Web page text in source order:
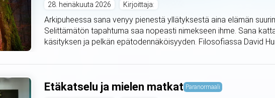
28. heinäkuuta 2026 Kirjoittaja:
Arkipuheessa sana venyy pienestä yllätyksestä aina elämän
Selittämätön tapahtuma saa nopeasti nimekseen ihme. Sana
käsityksen ja pelkän epätodennäköisyyden. Filosofiassa David
Etäkatselu ja mielen matkat Paranormaali